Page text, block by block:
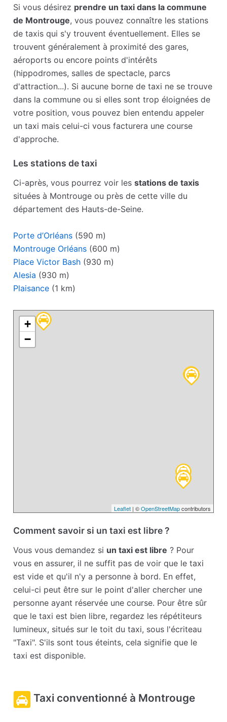
Si vous désirez prendre un taxi dans la commune
de Montrouge, vous pouvez connaître les stations
de taxis qui s'y trouvent éventuellement. Elles se
trouvent généralement à proximité des gares,
aéroports ou encore points d'intérêts
(hippodromes, salles de spectacle, parcs
d'attraction...). Si aucune borne de taxi ne se trouve
dans la commune ou si elles sont trop éloignées de
votre position, vous pouvez bien entendu appeler
un taxi mais celui-ci vous facturera une course
d'approche.
Les stations de taxi
Ci-après, vous pourrez voir lesstations de taxis
situées à Montrouge ou près de cette ville du
département des Hauts-de-Seine.
Porte d’Orléans (590 m)
Montrouge Orléans (600 m)
Place Victor Bash (930 m)
Alesia (930 m)
Plaisance (1 km)
+
−
Leaflet| ©OpenStreetMapcontributors
Comment savoir si un taxi est libre ?
Vous vous demandez si un taxi est libre ? Pour
vous en assurer, il ne suffit pas de voir que le taxi
est vide et qu'il n'y a personne à bord. En effet,
celui-ci peut être sur le point d'aller chercher une
personne ayant réservée une course. Pour être sûr
que le taxi est bien libre, regardez les répétiteurs
lumineux, situés sur le toit du taxi, sous l'écriteau
"Taxi". S'ils sont tous éteints, cela signifie que le
taxi est disponible.
Taxi conventionné à Montrouge